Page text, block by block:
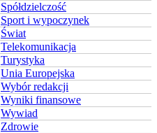
Spółdzielczość
Sport i wypoczynek
Świat
Telekomunikacja
Turystyka
Unia Europejska
Wybór redakcji
Wyniki finansowe
Wywiad
Zdrowie